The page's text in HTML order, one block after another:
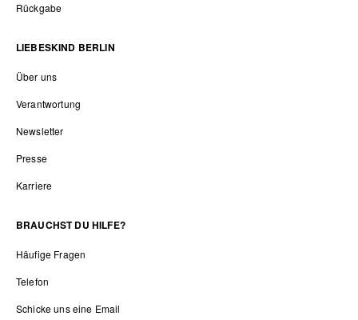
Rückgabe
LIEBESKIND BERLIN
Über uns
Verantwortung
Newsletter
Presse
Karriere
BRAUCHST DU HILFE?
Häufige Fragen
Telefon
Schicke uns eine Email